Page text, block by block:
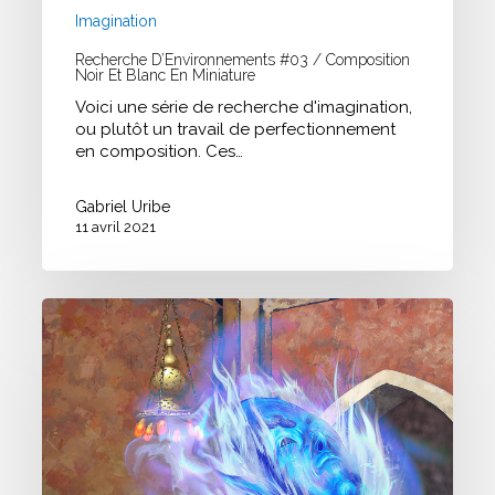
Imagination
Recherche D’Environnements #03 / Composition
Noir Et Blanc En Miniature
Voici une série de recherche d'imagination,
ou plutôt un travail de perfectionnement
en composition. Ces…
Gabriel Uribe
11 avril 2021
Etude
de
la
semaine
#009
/
Hardsurface
/
Oriental